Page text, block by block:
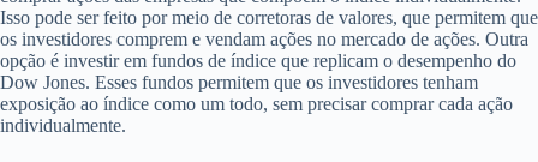
Isso pode ser feito por meio de corretoras de valores, que permitem que
os investidores comprem e vendam ações no mercado de ações. Outra
opção é investir em fundos de índice que replicam o desempenho do
Dow Jones. Esses fundos permitem que os investidores tenham
exposição ao índice como um todo, sem precisar comprar cada ação
individualmente.